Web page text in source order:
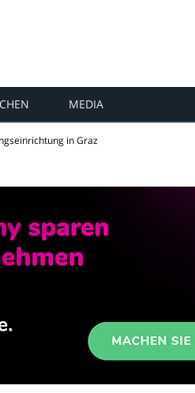
MEDIA
in Graz